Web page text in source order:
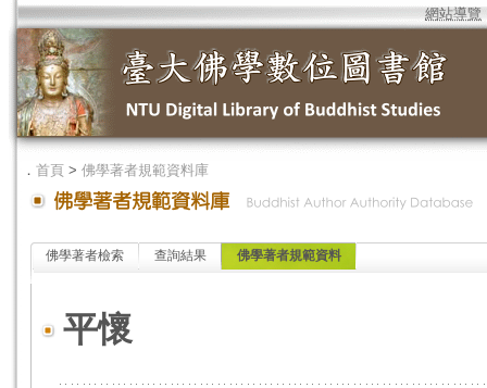
網站導覽
． 首頁 > 佛學著者規範資料庫
佛學著者檢索 查詢結果 佛學著者規範資料
平懷